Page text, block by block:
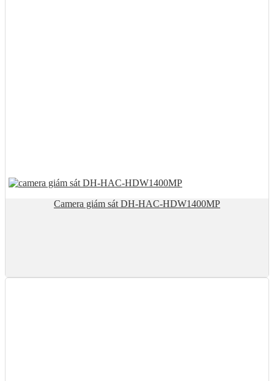
Camera giám sát DH-HAC-HDW1400MP